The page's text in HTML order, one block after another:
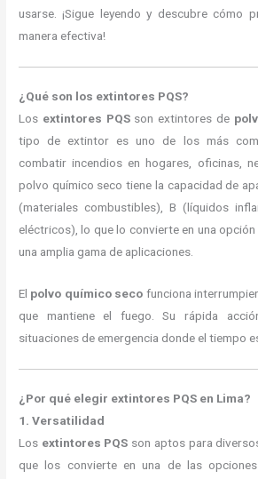
usarse. ¡Sigue leyendo y descubre cómo
manera efectiva!
¿Qué son los extintores PQS?
Los extintores PQSson extintores de
tipo de extintor es uno de los más
combatir incendios en hogares, oficinas,
polvo químico seco tiene la capacidad de
(materiales combustibles), B (líquidos
eléctricos), lo que lo convierte en una
una amplia gama de aplicaciones.
El polvo químico seco funciona
que mantiene el fuego. Su rápida
situaciones de emergencia donde el tiempo
¿Por qué elegir extintores PQS en Lima?
1. Versatilidad
Los extintores PQS son aptos para
que los convierte en una de las